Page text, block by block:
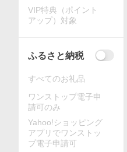
VIP特典（ポイント
アップ）対象
ふるさと納税
すべてのお礼品
ワンストップ電子申
請可のみ
Yahoo!ショッピング
アプリでワンストッ
プ電子申請可